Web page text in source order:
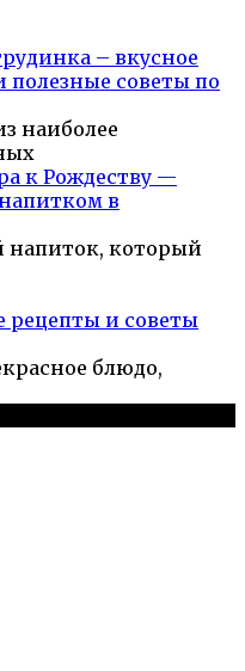
– вкусное
советы по
наиболее
к Рождеству —
в
напиток, который
рецепты и советы
блюдо,